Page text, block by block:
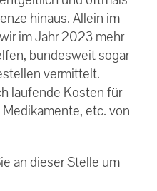
hinaus. Allein im
im Jahr 2023 mehr
bundesweit sogar
vermittelt.
laufende Kosten für
etc. von
an dieser Stelle um